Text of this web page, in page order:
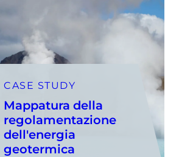
CASE STUDY
Mappatura della
regolamentazione
dell'energia
geotermica